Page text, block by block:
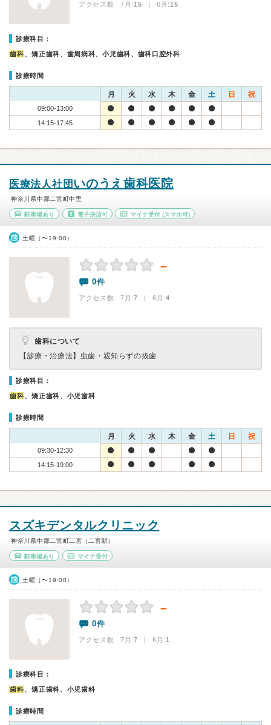
アクセス数 7月:15 | 6月:15
診療科目：
歯科、矯正歯科、歯周病科、小児歯科、歯科口腔外科
診療時間
月 火 水 木 金 土 日 祝
09:00-13:00
14:15-17:45
医療法人社団 いのうえ歯科医院
神奈川県中郡二宮町中里
駐車場あり 電子決済可 マイナ受付 (スマホ可)
土曜（〜19:00）
－
0件
アクセス数 7月:7 | 6月:4
歯科について
【診療・治療法】 虫歯・親知らずの抜歯
診療科目：
歯科、矯正歯科、小児歯科
診療時間
月 火 水 木 金 土 日 祝
09:30-12:30
14:15-19:00
スズキデンタルクリニック
神奈川県中郡二宮町二宮（二宮駅）
駐車場あり マイナ受付
土曜（〜19:00）
－
0件
アクセス数 7月:7 | 6月:1
診療科目：
歯科、矯正歯科、小児歯科
診療時間